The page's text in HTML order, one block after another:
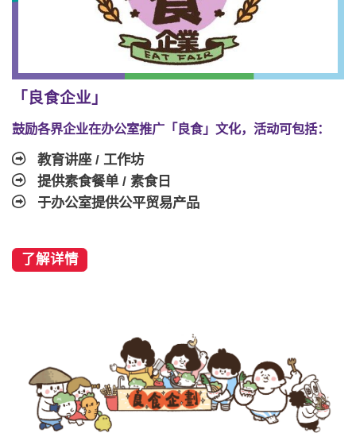
「良食企业」
鼓励各界企业在办公室推广「良食」文化，活动可包括：
教育讲座 / 工作坊
提供素食餐单 / 素食日
于办公室提供公平贸易产品
了解详情